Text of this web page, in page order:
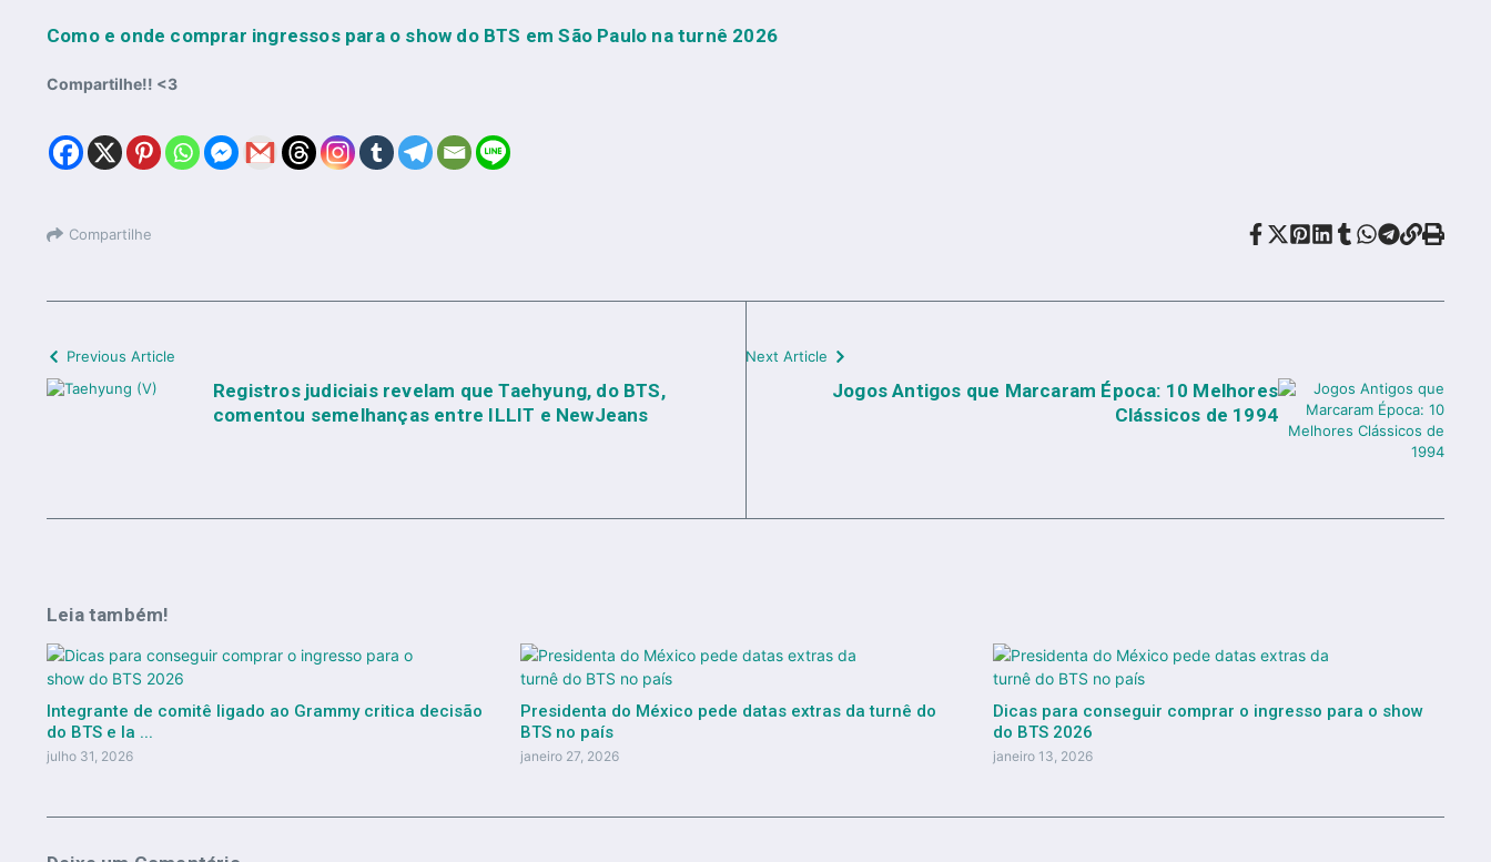
Como e onde comprar ingressos para o show do BTS em São Paulo na turnê 2026
Compartilhe!! <3
Compartilhe
Previous Article
Registros judiciais revelam que Taehyung, do BTS,
comentou semelhanças entre ILLIT e NewJeans
Next Article
Jogos Antigos que Marcaram Época: 10 Melhores
Clássicos de 1994
Leia também!
Integrante de comitê ligado ao Grammy critica decisão
do BTS e la ...
julho 31, 2026
Presidenta do México pede datas extras da turnê do
BTS no país
janeiro 27, 2026
Dicas para conseguir comprar o ingresso para o show
do BTS 2026
janeiro 13, 2026